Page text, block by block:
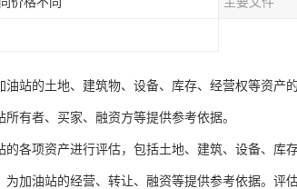
油站的土地、建筑物、设备、库存、经营权等资产
有者、买家、融资方等提供参考依据。
的各项资产进行评估，包括土地、建筑、设备、库
为加油站的经营、转让、融资等提供参考依据。评